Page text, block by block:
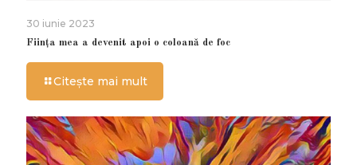
30 iunie 2023
Ființa mea a devenit apoi o coloană de foc
Citește mai mult